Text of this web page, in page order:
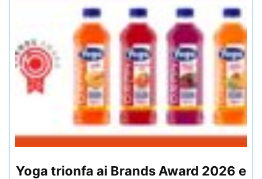
Yoga trionfa ai Brands Award 2026 e